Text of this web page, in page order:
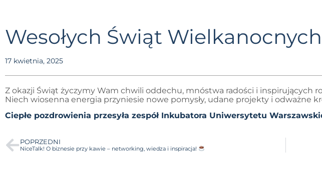
Wesołych Świąt
17 kwietnia, 2025
Z okazji Świąt życzymy Wam chwili oddechu, mnóstwa radości i inspirujących
Niech wiosenna energia przyniesie nowe pomysły, udane projekty i odważne
Ciepłe pozdrowienia przesyła zespół Inkubatora Uniwersytetu
POPRZEDNI
NiceTalk! O biznesie przy kawie – networking, wiedza i inspiracja!